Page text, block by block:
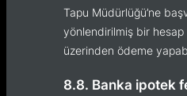
Tapu Müdürlüğü’ne
yönlendirilmiş bir
üzerinden ödeme
8.8. Banka ipotek